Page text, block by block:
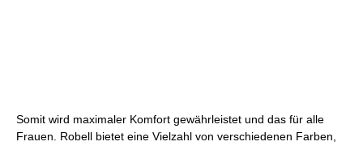
Somit wird maximaler Komfort gewährleistet und das für alle
Frauen. Robell bietet eine Vielzahl von verschiedenen Farben,